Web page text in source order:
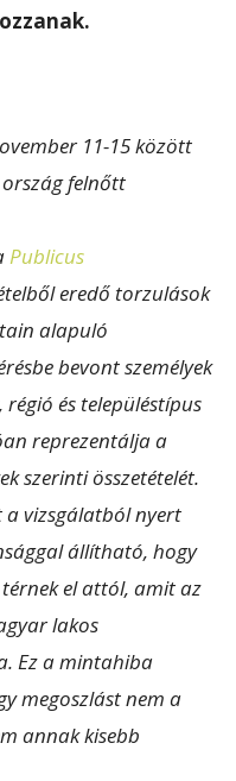
11-15 között
felnőtt
Publicus
eredő torzulások
alapuló
bevont személyek
régió és településtípus
reprezentálja a
szerinti összetételét.
vizsgálatból nyert
állítható, hogy
el attól, amit az
lakos
Ez a mintahiba
megoszlást nem a
annak kisebb